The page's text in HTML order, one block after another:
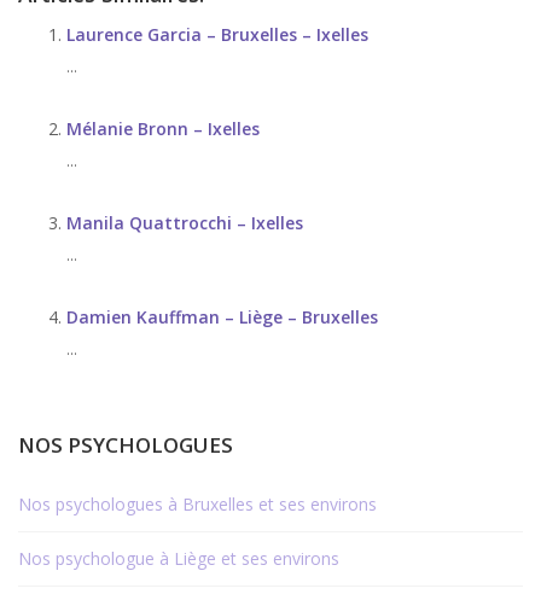
Laurence Garcia – Bruxelles – Ixelles
...
Mélanie Bronn – Ixelles
...
Manila Quattrocchi – Ixelles
...
Damien Kauffman – Liège – Bruxelles
...
NOS PSYCHOLOGUES
Nos psychologues à Bruxelles et ses environs
Nos psychologue à Liège et ses environs